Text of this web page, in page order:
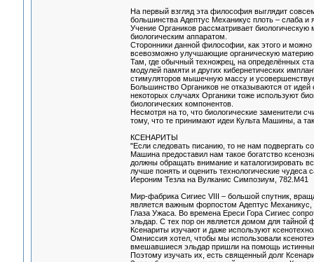
На первый взгляд эта философия выглядит
большинства Адептус Механикус плоть – слаба
Учение Органиков рассматривает
биологическим аппаратом.
Сторонники данной философии, как этого и
всевозможно улучшающие органическую
Там, где обычный техножрец, на определённых
модулей памяти и других кибернетических
стимуляторов мышечную массу и
Большинство Органиков не отказываются от идей
некоторых случаях Органики тоже используют
биологических компонентов.
Несмотря на то, что биологические заменители
тому, что те принимают идеи Культа Машины, а
КСЕНАРИТЫ
"Если следовать писанию, то не нам подвергать
Машина предоставил нам такое богатство
должны обращать внимание и каталогизировать
лучше понять и оценить технологические чудеса
Иероним Тезла на Вулканис Симпозиум, 782.М41
Мир-фабрика Сигиес VIII – большой спутник,
является важным форпостом Адептус Механикус,
Глаза Ужаса. Во времена Ереси Гора Сигиес
эльдар. С тех пор он является домом для тайной
Ксенариты изучают и даже используют
Омниссия хотел, чтобы мы использовали
вмешавшиеся эльдар пришли на помощь
Поэтому изучать их, есть священный долг